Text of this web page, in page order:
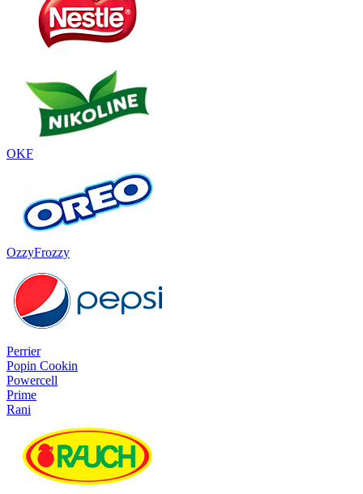
OKF
OzzyFrozzy
Perrier
Popin Cookin
Powercell
Prime
Rani